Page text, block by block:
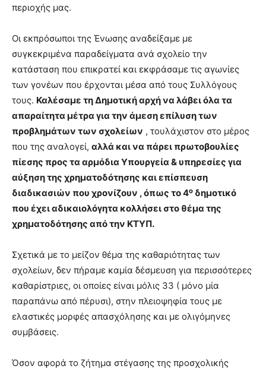
περιοχής μας.
Οι εκπρόσωποι της Ένωσης αναδείξαμε με
συγκεκριμένα παραδείγματα ανά σχολείο την
κατάσταση που επικρατεί και εκφράσαμε τις αγωνίες
των γονέων που έρχονται μέσα από τους Συλλόγους
τους. Καλέσαμε τη Δημοτική αρχή να λάβει όλα τα
απαραίτητα μέτρα για την άμεση επίλυση των
προβλημάτων των σχολείων , τουλάχιστον στο μέρος
που της αναλογεί, αλλά και να πάρει πρωτοβουλίες
πίεσης προς τα αρμόδια Υπουργεία & υπηρεσίες για
αύξηση της χρηματοδότησης και επίσπευση
διαδικασιών που χρονίζουν , όπως το 4ο δημοτικό
που έχει αδικαιολόγητα κολλήσει στο θέμα της
χρηματοδότησης από την ΚΤΥΠ.
Σχετικά με το μείζον θέμα της καθαριότητας των
σχολείων, δεν πήραμε καμία δέσμευση για περισσότερες
καθαρίστριες, οι οποίες είναι μόλις 33 ( μόνο μία
παραπάνω από πέρυσι), στην πλειοψηφία τους με
ελαστικές μορφές απασχόλησης και με ολιγόμηνες
συμβάσεις.
Όσον αφορά το ζήτημα στέγασης της προσχολικής